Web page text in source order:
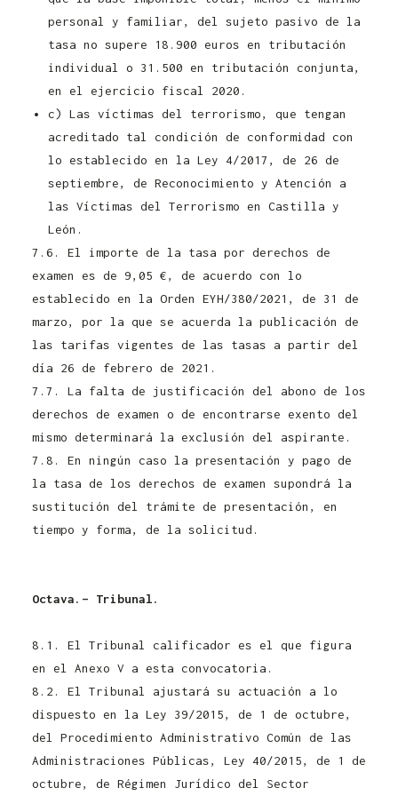
personal y familiar, del sujeto pasivo de la
tasa no supere 18.900 euros en tributación
individual o 31.500 en tributación conjunta,
en el ejercicio fiscal 2020.
c) Las víctimas del terrorismo, que tengan
acreditado tal condición de conformidad con
lo establecido en la Ley 4/2017, de 26 de
septiembre, de Reconocimiento y Atención a
las Víctimas del Terrorismo en Castilla y
León.
7.6. El importe de la tasa por derechos de
examen es de 9,05 €, de acuerdo con lo
establecido en la Orden EYH/380/2021, de 31 de
marzo, por la que se acuerda la publicación de
las tarifas vigentes de las tasas a partir del
día 26 de febrero de 2021.
7.7. La falta de justificación del abono de los
derechos de examen o de encontrarse exento del
mismo determinará la exclusión del aspirante.
7.8. En ningún caso la presentación y pago de
la tasa de los derechos de examen supondrá la
sustitución del trámite de presentación, en
tiempo y forma, de la solicitud.
Octava.– Tribunal.
8.1. El Tribunal calificador es el que figura
en el Anexo V a esta convocatoria.
8.2. El Tribunal ajustará su actuación a lo
dispuesto en la Ley 39/2015, de 1 de octubre,
del Procedimiento Administrativo Común de las
Administraciones Públicas, Ley 40/2015, de 1 de
octubre, de Régimen Jurídico del Sector